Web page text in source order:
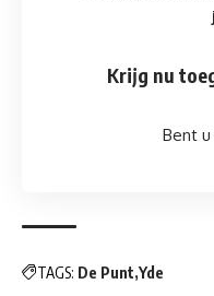
Krijg nu
Bent u
TAGS: De Punt Yde